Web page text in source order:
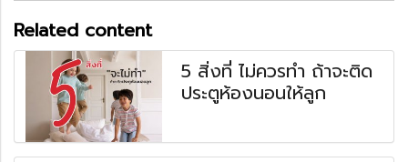
Related content
5 สิ่งที่ ไม่ควรทำ ถ้าจะติด
ประตูห้องนอนให้ลูก